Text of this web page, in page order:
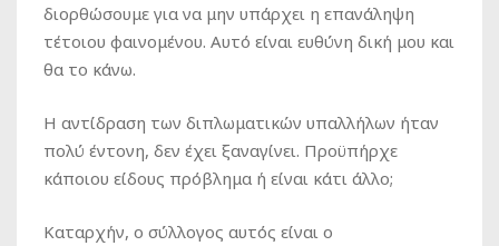
διορθώσουμε για να μην υπάρχει η επανάληψη
τέτοιου φαινομένου. Αυτό είναι ευθύνη δική μου και
θα το κάνω.
Η αντίδραση των διπλωματικών υπαλλήλων ήταν
πολύ έντονη, δεν έχει ξαναγίνει. Προϋπήρχε
κάποιου είδους πρόβλημα ή είναι κάτι άλλο;
Καταρχήν, ο σύλλογος αυτός είναι ο